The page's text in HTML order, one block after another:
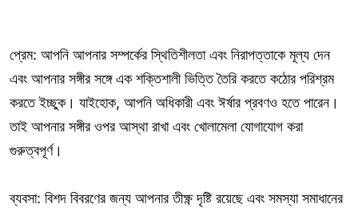
প্রেম: আপনি আপনার সম্পর্কের স্থিতিশীলতা এবং নিরাপত্তাকে মূল্য দেন
এবং আপনার সঙ্গীর সঙ্গে এক শক্তিশালী ভিত্তি তৈরি করতে কঠোর পরিশ্রম
করতে ইচ্ছুক। যাইহোক, আপনি অধিকারী এবং ঈর্ষার প্রবণও হতে পারেন।
তাই আপনার সঙ্গীর ওপর আস্থা রাখা এবং খোলামেলা যোগাযোগ করা
গুরুত্বপূর্ণ।
ব্যবসা: বিশদ বিবরণের জন্য আপনার তীক্ষ্ণ দৃষ্টি রয়েছে এবং সমস্যা সমাধানের